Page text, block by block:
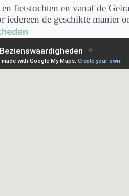
fietstochten en vanaf de
iedereen de geschikte manier